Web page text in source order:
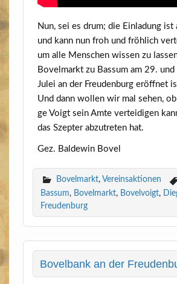
Nun, sei es drum; die Ein­la­dung ist
und kann nun froh und fröh­lich
um alle Men­schen wis­sen zu
Bovel­markt zu Bas­sum am 29. und
Julei an der Freu­den­burg eröff­net
Und dann wol­len wir mal sehen,
ge Voigt sein Amte ver­tei­di­gen
das Szep­ter abzu­tre­ten hat.
Gez. Bal­de­win Bovel
Bovelmarkt, Vereinsaktionen
Bassum, Bovelmarkt, Bovelvoigt,
Freudenburg
Bovelbank an der